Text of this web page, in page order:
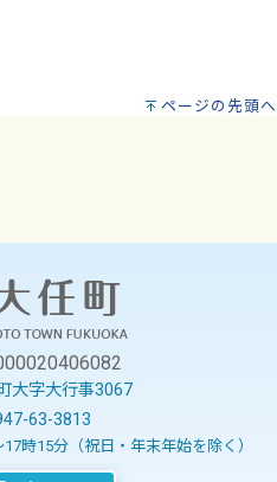
ページの先頭へ
大字大行事3067
63-3813
時15分（祝日・年末年始を除く）